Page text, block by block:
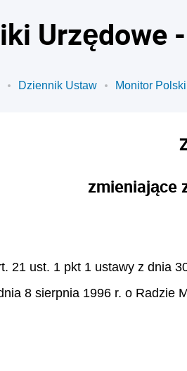
Urzędowe
Dziennik Ustaw Monitor Polski
zmieniające
21 ust. 1 pkt 1 ustawy z dnia
8 sierpnia 1996 r. o Radzie